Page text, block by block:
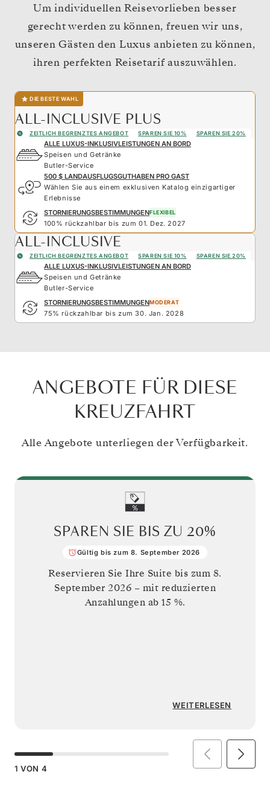
Um individuellen Reisevorlieben besser
gerecht werden zu können, freuen wir uns,
unseren Gästen den Luxus anbieten zu können,
ihren perfekten Reisetarif auszuwählen.
DIE BESTE WAHL
ALL-INCLUSIVE PLUS
ZEITLICH BEGRENZTES ANGEBOT SPAREN SIE 10% SPAREN SIE 20%
ALLE LUXUS-INKLUSIVLEISTUNGEN AN BORD
Speisen und Getränke
Butler-Service
500 $ LANDAUSFLUGSGUTHABEN PRO GAST
Wählen Sie aus einem exklusiven Katalog einzigartiger
Erlebnisse
STORNIERUNGSBESTIMMUNGENFLEXIBEL
100% rückzahlbar bis zum 01. Dez. 2027
ALL-INCLUSIVE
ZEITLICH BEGRENZTES ANGEBOT SPAREN SIE 10% SPAREN SIE 20%
ALLE LUXUS-INKLUSIVLEISTUNGEN AN BORD
Speisen und Getränke
Butler-Service
STORNIERUNGSBESTIMMUNGENMODERAT
75% rückzahlbar bis zum 30. Jan. 2028
ANGEBOTE FÜR DIESE
KREUZFAHRT
Alle Angebote unterliegen der Verfügbarkeit.
SPAREN SIE BIS ZU 20%
Gültig bis zum 8. September 2026
Reservieren Sie Ihre Suite bis zum 8.
September 2026 – mit reduzierten
Anzahlungen ab 15 %.
WEITERLESEN
1 VON 4